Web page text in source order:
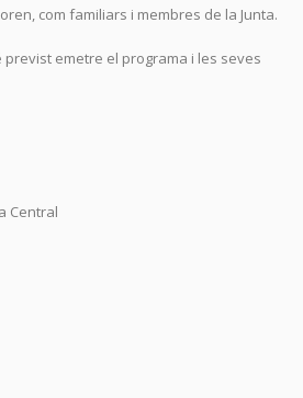
com familiars i membres de la Junta.
previst emetre el programa i les seves
Central